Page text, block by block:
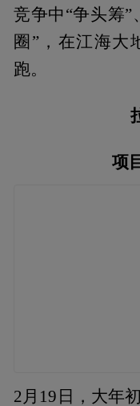
竞争中“争头筹”
圈”，在江海大
跑。
项
2月19日，大年